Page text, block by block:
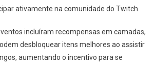
ativamente na comunidade do Twitch.
incluíram recompensas em camadas,
desbloquear itens melhores ao assistir
aumentando o incentivo para se